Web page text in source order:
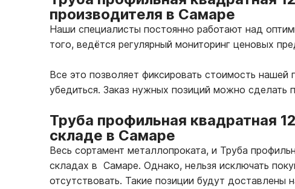
производителя в Самаре
Наши специалисты постоянно работают над
того, ведётся регулярный мониторинг ценовых
Все это позволяет фиксировать стоимость
убедиться. Заказ нужных позиций можно
Труба профильная квадратная
складе в Самаре
Весь сортамент металлопроката, и Труба
складах в Самаре. Однако, нельзя исключать
отсутствовать. Такие позиции будут доставлены